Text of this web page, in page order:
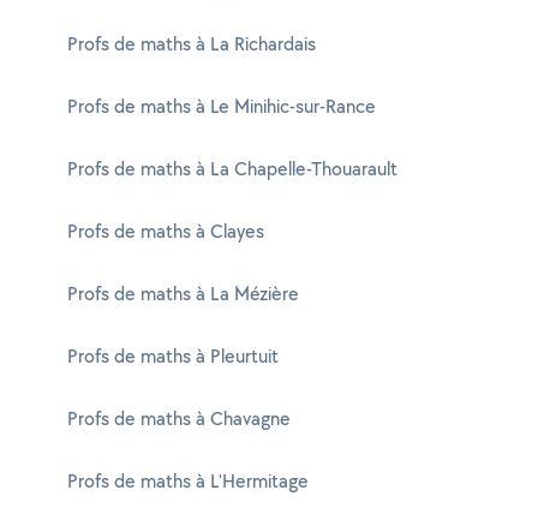
Profs de maths à La Richardais
Profs de maths à Le Minihic-sur-Rance
Profs de maths à La Chapelle-Thouarault
Profs de maths à Clayes
Profs de maths à La Mézière
Profs de maths à Pleurtuit
Profs de maths à Chavagne
Profs de maths à L'Hermitage